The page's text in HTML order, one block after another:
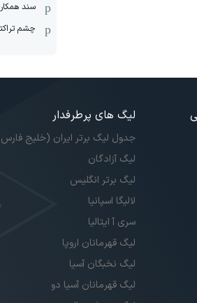
سند
چشم
لیگ های پرطرفدار
جدول لیگ برتر ایران (خلیج
لیگ آزادگان
لیگ برتر انگلیس
لالیگا اسپانیا
سری آ ایتالیا
لیگ قهرمانان اروپا
لیگ نخبگان آسیا
لیگ قهرمانان آسیا دو